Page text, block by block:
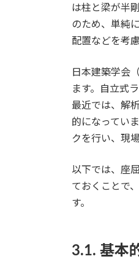
は柱と梁が半
のため、単純
配置などを考
日本建築学会
ます。自立式
最近では、解
的になってい
クを行い、現
以下では、座
ておくことで
す。
3.1. 基本